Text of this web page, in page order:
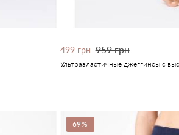
499 грн 959 грн
Ультраэластичные джеггинсы с
69%